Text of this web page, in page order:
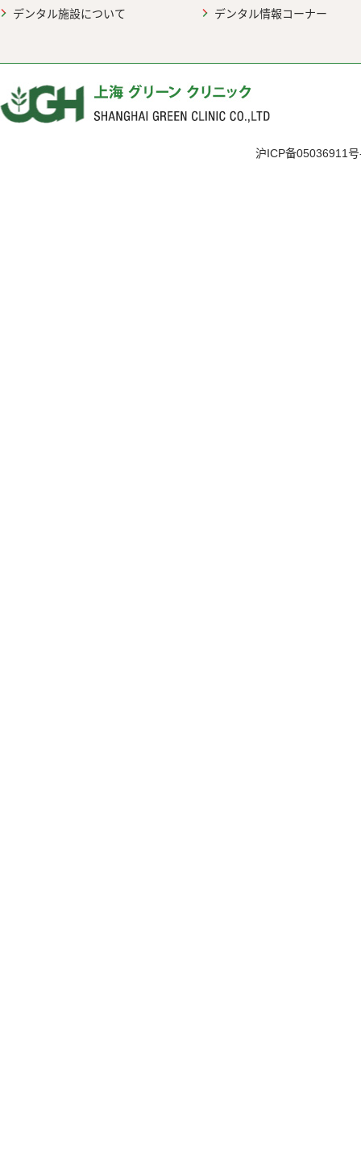
デンタル施設について デンタル情報コーナー
沪ICP备05036911